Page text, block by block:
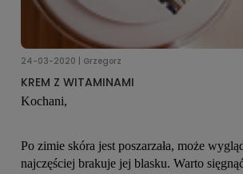
24-03-2020 | Grzegorz
KREM Z WITAMINAMI
Kochani,
Po zimie skóra jest poszarzała, może
najczęściej brakuje jej blasku. Warto